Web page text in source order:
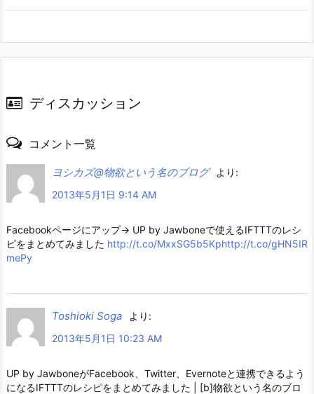
ディスカッション
コメント一覧
ヨシカズ@物欲という名のブログ
より:
2013年5月1日 9:14 AM
Facebookページにアップ→ UP by Jawboneで使えるIFTTTのレシ
ピをまとめてみました http://t.co/MxxSG5b5Kphttp://t.co/gHN5IR
mePy
Toshioki Soga
より:
2013年5月1日 10:23 AM
UP by JawboneがFacebook、Twitter、Evernoteと連携できるよう
になるIFTTTのレシピをまとめてみました | [b]物欲という名のブロ